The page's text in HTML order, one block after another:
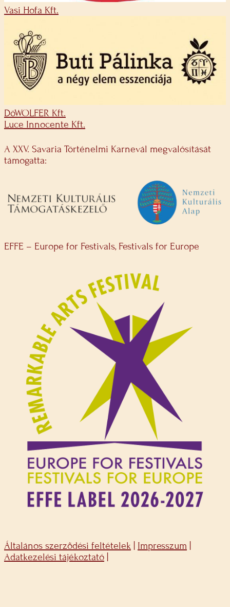
Vasi Hofa Kft.
DöWOLFER Kft.
Luce Innocente Kft.
A XXV. Savaria Történelmi Karnevál megvalósítását
támogatta:
EFFE – Europe for Festivals, Festivals for Europe
Általános szerződési feltételek Impresszum
Adatkezelési tájékoztató